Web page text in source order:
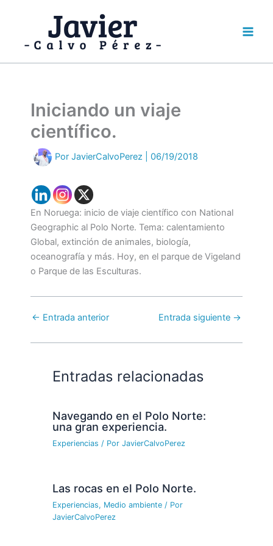
Iniciando un viaje
científico.
Por JavierCalvoPerez 06/19/2018
En Noruega: inicio de viaje científico con National
Geographic al Polo Norte. Tema: calentamiento
Global, extinción de animales, biología,
oceanografía y más. Hoy, en el parque de Vigeland
o Parque de las Esculturas.
← Entrada anterior Entrada siguiente →
Entradas relacionadas
Navegando en el Polo Norte:
una gran experiencia.
Experiencias / PorJavierCalvoPerez
Las rocas en el Polo Norte.
Experiencias, Medio ambiente / Por
JavierCalvoPerez